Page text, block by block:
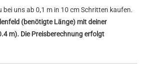
uns ab 0,1 m in 10 cm Schritten kaufen.
(benötigte Länge) mit deiner
m). Die Preisberechnung erfolgt